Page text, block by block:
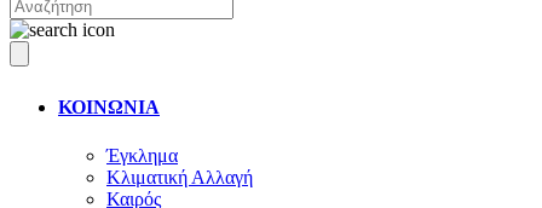
ΚΟΙΝΩΝΙΑ
Έγκλημα
Κλιματική Αλλαγή
Καιρός